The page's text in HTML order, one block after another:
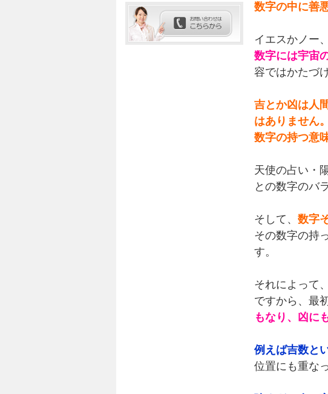
数字の中に善
イエスかノー
数字には宇宙
容ではかたづ
吉とか凶は人
はありません。
数字の持つ意
天使の占い・
との数字のバ
そして、 数字
その数字の持
す。
それによって
ですから、最
もなり、凶に
例えば吉数と
位置にも重な